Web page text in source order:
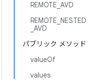
REMOTE_AVD
REMOTE_NESTED
_AVD
パブリック メソッド
valueOf
values